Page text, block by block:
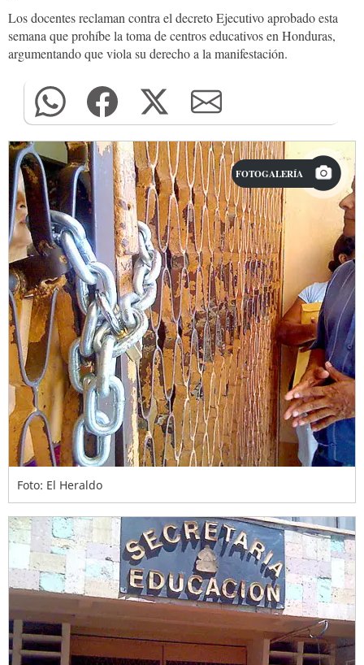
Los docentes reclaman contra el decreto Ejecutivo aprobado esta
semana que prohíbe la toma de centros educativos en Honduras,
argumentando que viola su derecho a la manifestación.
FOTOGALERÍA
Foto: El Heraldo